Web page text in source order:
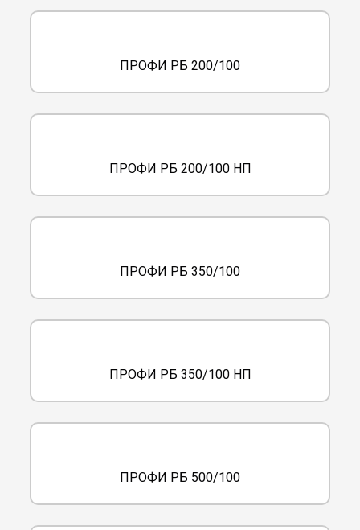
ПРОФИ РБ 200/100
ПРОФИ РБ 200/100 НП
ПРОФИ РБ 350/100
ПРОФИ РБ 350/100 НП
ПРОФИ РБ 500/100